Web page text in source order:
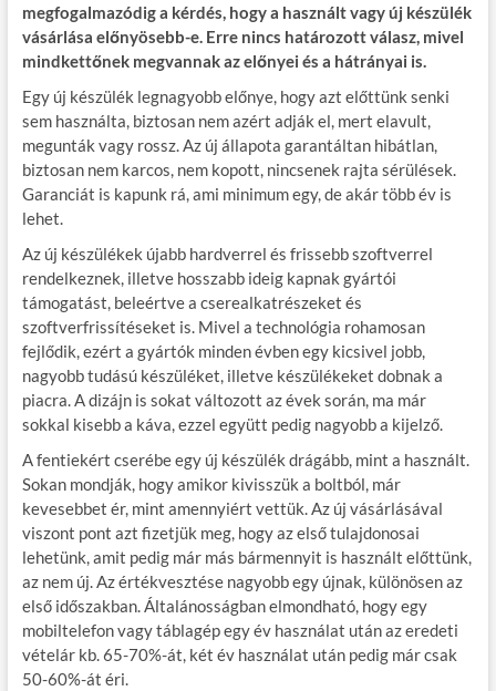
megfogalmazódig a kérdés, hogy a használt vagy új készülék
vásárlása előnyösebb-e. Erre nincs határozott válasz, mivel
mindkettőnek megvannak az előnyei és a hátrányai is.
Egy új készülék legnagyobb előnye, hogy azt előttünk senki
sem használta, biztosan nem azért adják el, mert elavult,
megunták vagy rossz. Az új állapota garantáltan hibátlan,
biztosan nem karcos, nem kopott, nincsenek rajta sérülések.
Garanciát is kapunk rá, ami minimum egy, de akár több év is
lehet.
Az új készülékek újabb hardverrel és frissebb szoftverrel
rendelkeznek, illetve hosszabb ideig kapnak gyártói
támogatást, beleértve a cserealkatrészeket és
szoftverfrissítéseket is. Mivel a technológia rohamosan
fejlődik, ezért a gyártók minden évben egy kicsivel jobb,
nagyobb tudású készüléket, illetve készülékeket dobnak a
piacra. A dizájn is sokat változott az évek során, ma már
sokkal kisebb a káva, ezzel együtt pedig nagyobb a kijelző.
A fentiekért cserébe egy új készülék drágább, mint a használt.
Sokan mondják, hogy amikor kivisszük a boltból, már
kevesebbet ér, mint amennyiért vettük. Az új vásárlásával
viszont pont azt fizetjük meg, hogy az első tulajdonosai
lehetünk, amit pedig már más bármennyit is használt előttünk,
az nem új. Az értékvesztése nagyobb egy újnak, különösen az
első időszakban. Általánosságban elmondható, hogy egy
mobiltelefon vagy táblagép egy év használat után az eredeti
vételár kb. 65-70%-át, két év használat után pedig már csak
50-60%-át éri.